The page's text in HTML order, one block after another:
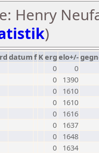
Henry
)
rd datumf Kerg elo+/-
0
0
0
1390
0
1610
0
1610
0
1616
0
1637
0
1648
0
1634